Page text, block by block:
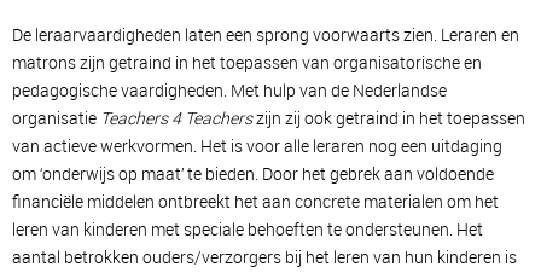
De leraarvaardigheden laten een sprong voorwaarts zien. Leraren en
matrons zijn getraind in het toepassen van organisatorische en
pedagogische vaardigheden. Met hulp van de Nederlandse
organisatie Teachers 4 Teacherszijn zij ook getraind in het toepassen
van actieve werkvormen. Het is voor alle leraren nog een uitdaging
om ‘onderwijs op maat’ te bieden. Door het gebrek aan voldoende
financiële middelen ontbreekt het aan concrete materialen om het
leren van kinderen met speciale behoeften te ondersteunen. Het
aantal betrokken ouders/verzorgers bij het leren van hun kinderen is